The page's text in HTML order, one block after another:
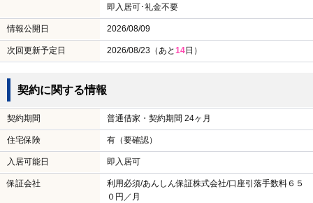
即入居可･礼金不要
情報公開日 2026/08/09
次回更新予定日 2026/08/23（あと14日）
契約に関する情報
契約期間 普通借家・契約期間 24ヶ月
住宅保険 有（要確認）
入居可能日 即入居可
保証会社
利用必須/あんしん保証株式会社/口座引落手数料６５
０円／月